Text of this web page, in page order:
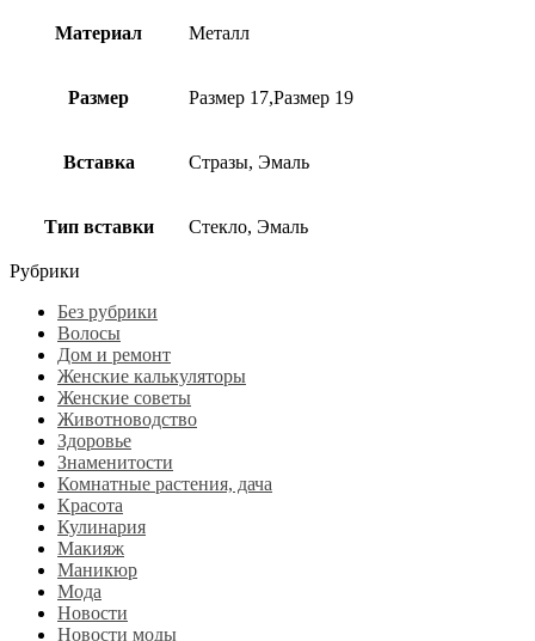
Материал Металл
Размер Размер 17,Размер 19
Вставка Стразы, Эмаль
Тип вставки Стекло, Эмаль
Рубрики
Без рубрики
Волосы
Дом и ремонт
Женские калькуляторы
Женские советы
Животноводство
Здоровье
Знаменитости
Комнатные растения, дача
Красота
Кулинария
Макияж
Маникюр
Мода
Новости
Новости моды